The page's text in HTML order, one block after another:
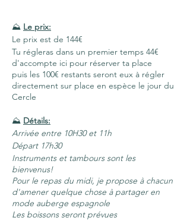
⛰ Le prix:
Le prix est de 144€
Tu régleras dans un premier temps 44€
d'accompte ici pour réserver ta place
puis les 100€ restants seront eux à régler
directement sur place en espèce le jour du
Cercle
⛰ Détails:
Arrivée entre 10H30 et 11h
Départ 17h30
Instruments et tambours sont les
bienvenus!
Pour le repas du midi, je propose à chacun
d'amener quelque chose à partager en
mode auberge espagnole
Les boissons seront prévues